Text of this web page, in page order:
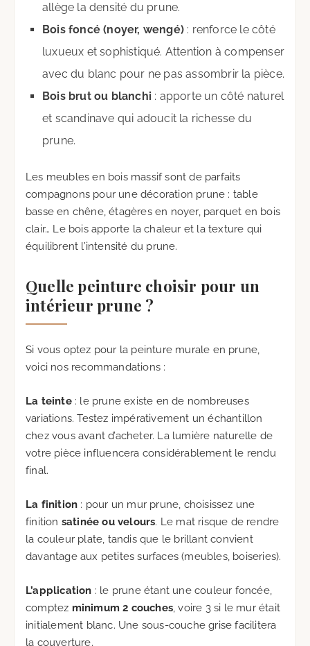
allège la densité du prune.
Bois foncé (noyer, wengé) : renforce le côté
luxueux et sophistiqué. Attention à compenser
avec du blanc pour ne pas assombrir la pièce.
Bois brut ou blanchi : apporte un côté naturel
et scandinave qui adoucit la richesse du
prune.
Les meubles en bois massif sont de parfaits
compagnons pour une décoration prune : table
basse en chêne, étagères en noyer, parquet en bois
clair… Le bois apporte la chaleur et la texture qui
équilibrent l’intensité du prune.
Quelle peinture choisir pour un
intérieur prune ?
Si vous optez pour la peinture murale en prune,
voici nos recommandations :
La teinte: le prune existe en de nombreuses
variations. Testez impérativement un échantillon
chez vous avant d’acheter. La lumière naturelle de
votre pièce influencera considérablement le rendu
final.
La finition : pour un mur prune, choisissez une
finition satinée ou velours. Le mat risque de rendre
la couleur plate, tandis que le brillant convient
davantage aux petites surfaces (meubles, boiseries).
L’application : le prune étant une couleur foncée,
comptez minimum 2 couches, voire 3 si le mur était
initialement blanc. Une sous-couche grise facilitera
la couverture.